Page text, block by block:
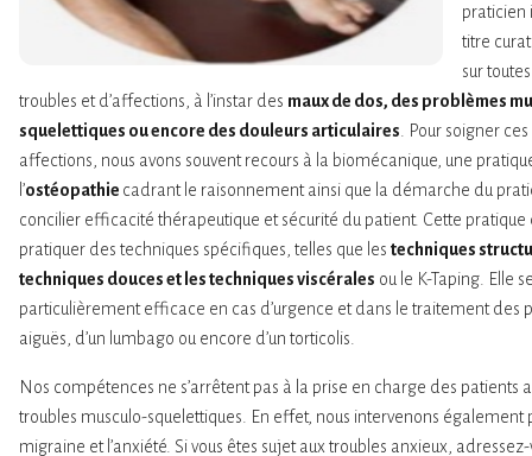
praticien
titre
sur
troubles et d’affections, à l’instar des maux de dos, des problèmes
squelettiques ou encore des douleurs articulaires . Pour soigner
affections, nous avons souvent recours à la biomécanique, une
l’ostéopathie cadrant le raisonnement ainsi que la démarche du
concilier efficacité thérapeutique et sécurité du patient. Cette pratique
pratiquer des techniques spécifiques, telles que les techniques
techniques douces et les techniques viscérales ou le K-Taping. Elle
particulièrement efficace en cas d’urgence et dans le traitement des
aiguës, d’un lumbago ou encore d’un torticolis.
Nos compétences ne s’arrêtent pas à la prise en charge des patients
troubles musculo-squelettiques. En effet, nous intervenons également
migraine et l’anxiété. Si vous êtes sujet aux troubles anxieux,